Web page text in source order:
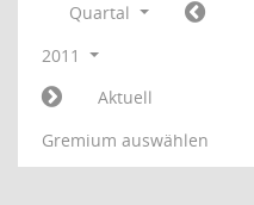
Quartal
2011
Aktuell
Gremium auswählen